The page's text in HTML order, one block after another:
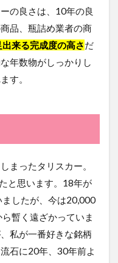
の良さは、10年の良
品、瓶詰め業者の商
来る完成度の高さだ
年数物がしっかりし
す。
まったタリスカー。
と思います。18年が
したが、今は20,000
暫く遠ざかっていま
私が一番好きな銘柄
石に20年、30年前よ